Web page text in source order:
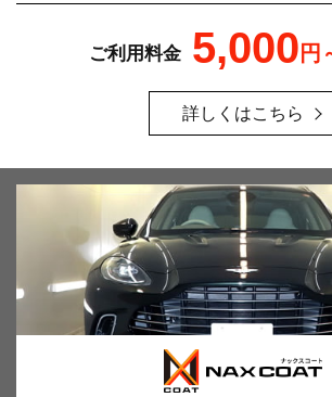
ご利用料金 5,000 円
詳しくはこちら